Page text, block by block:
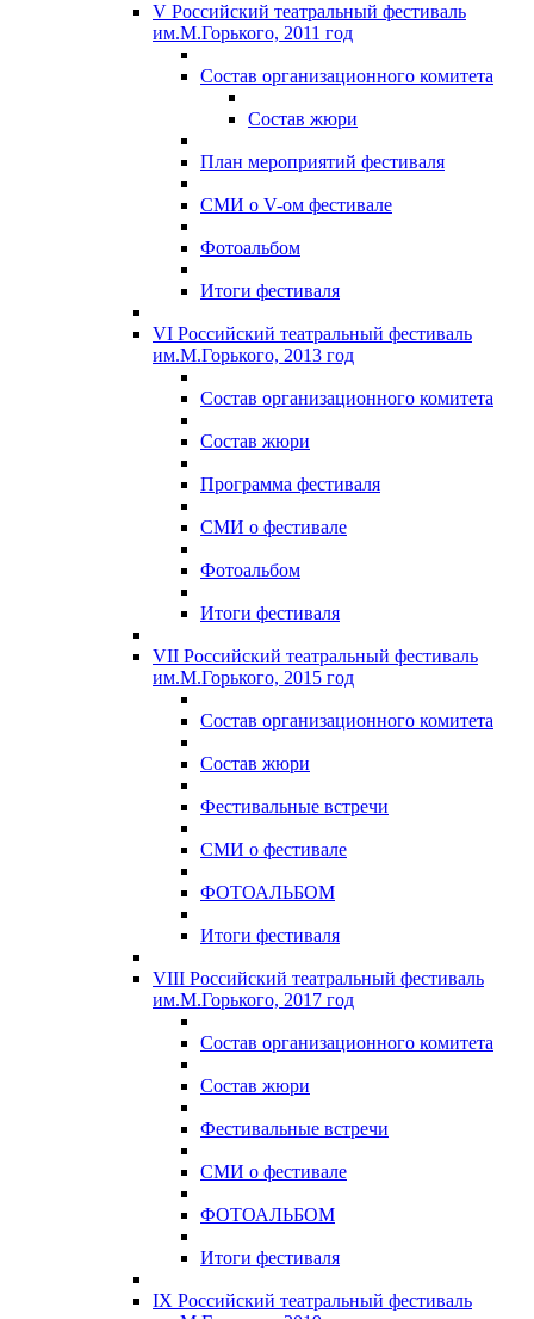
V Российский театральный фестиваль
им.М.Горького, 2011 год
Состав организационного комитета
Состав жюри
План мероприятий фестиваля
СМИ о V-ом фестивале
Фотоальбом
Итоги фестиваля
VI Российский театральный фестиваль
им.М.Горького, 2013 год
Состав организационного комитета
Состав жюри
Программа фестиваля
СМИ о фестивале
Фотоальбом
Итоги фестиваля
VII Российский театральный фестиваль
им.М.Горького, 2015 год
Состав организационного комитета
Состав жюри
Фестивальные встречи
СМИ о фестивале
ФОТОАЛЬБОМ
Итоги фестиваля
VIII Российский театральный фестиваль
им.М.Горького, 2017 год
Состав организационного комитета
Состав жюри
Фестивальные встречи
СМИ о фестивале
ФОТОАЛЬБОМ
Итоги фестиваля
IX Российский театральный фестиваль